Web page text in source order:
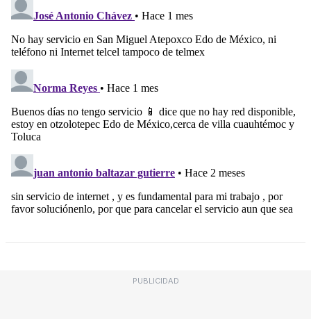
PUBLICIDAD